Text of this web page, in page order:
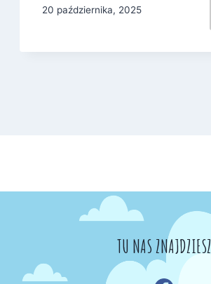
20 października, 2025
TU NAS ZNAJDZIESZ